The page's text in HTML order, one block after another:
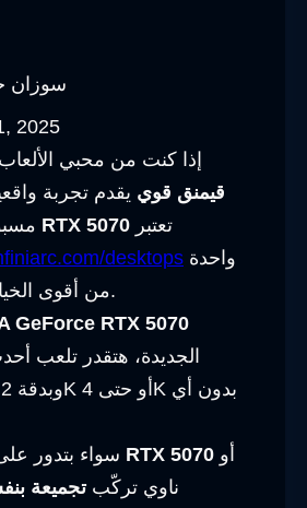
سوزان
2025
إذا كنت من محبي
قيمنق قوي يقدم تجربة
تجميعة RTX 5070 تعتبر
desktops
من أقوى الخيارات في 2025.
GeForce RTX 5070
الجديدة، هتقدر تلعب
سواء بتدور بي سي جاهز RTX 5070
ناوي تركّبتجميعة